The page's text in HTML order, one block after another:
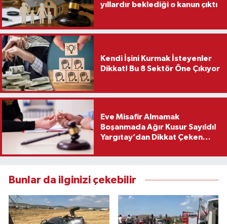
yıllardır beklediği o kanun çıktı
Kendi İşini Kurmak İsteyenler
Dikkat! Bu 8 Sektör Öne Çıkıyor
Eve Misafir Almamak
Boşanmada Ağır Kusur Sayıldı!
Yargıtay’dan Dikkat Çeken
Bunlar da ilginizi çekebilir